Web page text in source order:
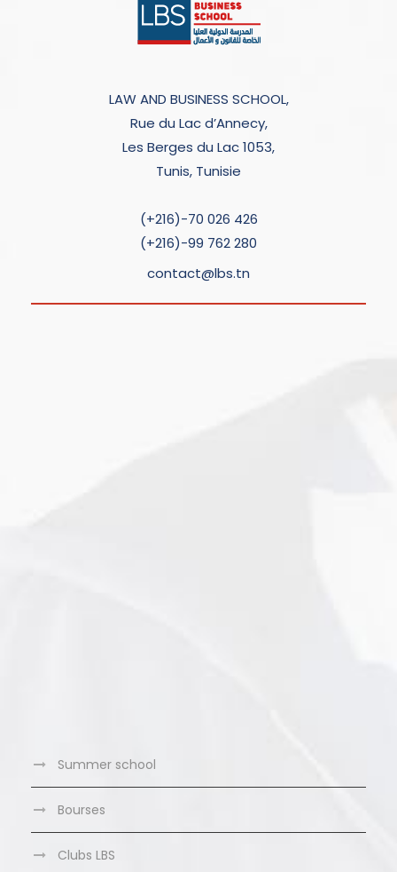
LAW AND BUSINESS SCHOOL,
Rue du Lac d’Annecy,
Les Berges du Lac 1053,
Tunis, Tunisie
(+216)-70 026 426
(+216)-99 762 280
contact@lbs.tn
Summer school
Bourses
Clubs LBS